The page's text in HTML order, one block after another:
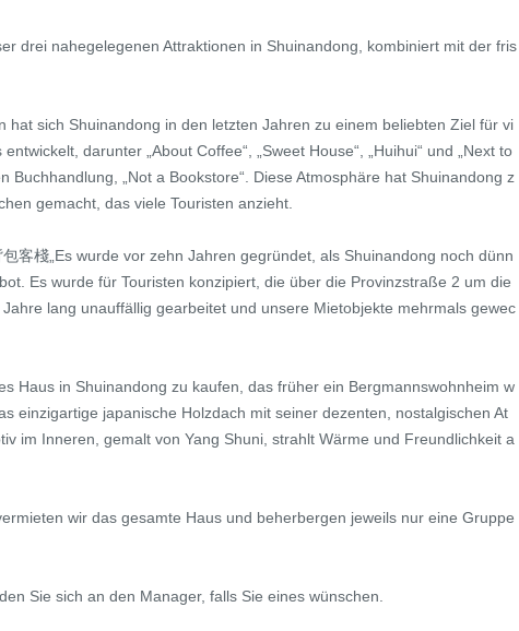
drei nahegelegenen Attraktionen in Shuinandong, kombiniert mit der fris
hat sich Shuinandong in den letzten Jahren zu einem beliebten Ziel für vi
darunter „About Coffee“, „Sweet House“, „Huihui“ und „Next to
Buchhandlung, „Not a Bookstore“. Diese Atmosphäre hat Shuinandong z
gemacht, das viele Touristen anzieht.
客棧„Es wurde vor zehn Jahren gegründet, als Shuinandong noch dünn
Es wurde für Touristen konzipiert, die über die Provinzstraße 2 um die
lang unauffällig gearbeitet und unsere Mietobjekte mehrmals gewec
Haus in Shuinandong zu kaufen, das früher ein Bergmannswohnheim w
einzigartige japanische Holzdach mit seiner dezenten, nostalgischen At
im Inneren, gemalt von Yang Shuni, strahlt Wärme und Freundlichkeit a
wir das gesamte Haus und beherbergen jeweils nur eine Gruppe
Sie sich an den Manager, falls Sie eines wünschen.